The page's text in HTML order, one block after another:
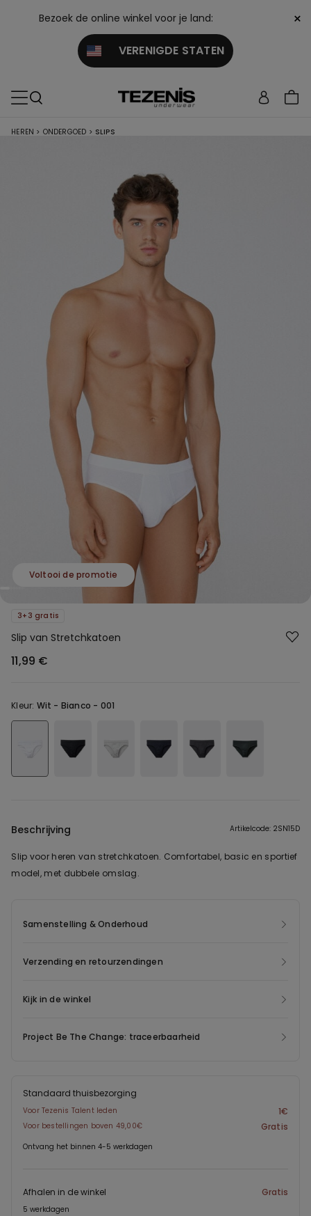
Bezoek de online winkel voor je land:
VERENIGDE STATEN
×
HEREN > ONDERGOED > SLIPS
Voltooi de promotie
3+3 gratis
Slip van Stretchkatoen
11,99 €
Kleur: Wit - Bianco - 001
Beschrijving Artikelcode: 2SN15D
Slip voor heren van stretchkatoen. Comfortabel, basic en sportief
model, met dubbele omslag.
Samenstelling & Onderhoud
Verzending en retourzendingen
Kijk in de winkel
Project Be The Change: traceerbaarheid
Standaard thuisbezorging
Voor Tezenis Talent leden 1€
Voor bestellingen boven 49,00€ Gratis
Ontvang het binnen 4-5 werkdagen
Afhalen in de winkel Gratis
5 werkdagen